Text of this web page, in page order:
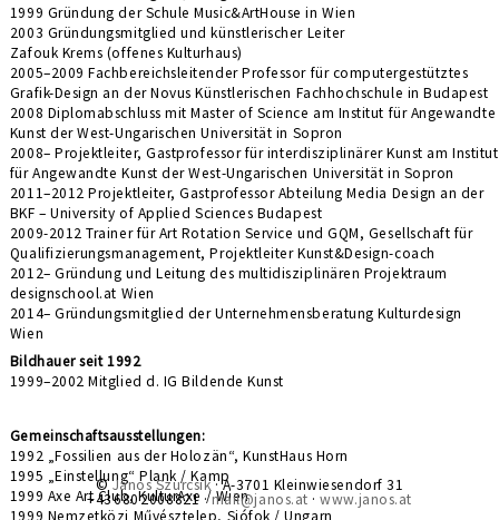
1999 Gründung der Schule Music&ArtHouse in Wien
2003 Gründungsmitglied und künstlerischer Leiter
Zafouk Krems (offenes Kulturhaus)
2005–2009 Fachbereichsleitender Professor für computergestütztes
Grafik-Design an der Novus Künstlerischen Fachhochschule in Budapest
2008 Diplomabschluss mit Master of Science am Institut für Angewandte
Kunst der West-Ungarischen Universität in Sopron
2008– Projektleiter, Gastprofessor für interdisziplinärer Kunst am Institut
für Angewandte Kunst der West-Ungarischen Universität in Sopron
2011–2012 Projektleiter, Gastprofessor Abteilung Media Design an der
BKF – University of Applied Sciences Budapest
2009-2012 Trainer für Art Rotation Service und GQM, Gesellschaft für
Qualifizierungsmanagement, Projektleiter Kunst&Design-coach
2012– Gründung und Leitung des multidisziplinären Projektraum
designschool.at Wien
2014– Gründungsmitglied der Unternehmensberatung Kulturdesign
Wien
Bildhauer seit 1992
1999–2002 Mitglied d. IG Bildende Kunst
Gemeinschaftsausstellungen:
1992 „Fossilien aus der Holozän“, KunstHaus Horn
1995 „Einstellung“ Plank / Kamp
1999 Axe Art Club, KulturAxe / Wien
©János Szurcsik· A-3701 Kleinwiesendorf 31
+43 680 2008821 ·mail@janos.at ·www.janos.at